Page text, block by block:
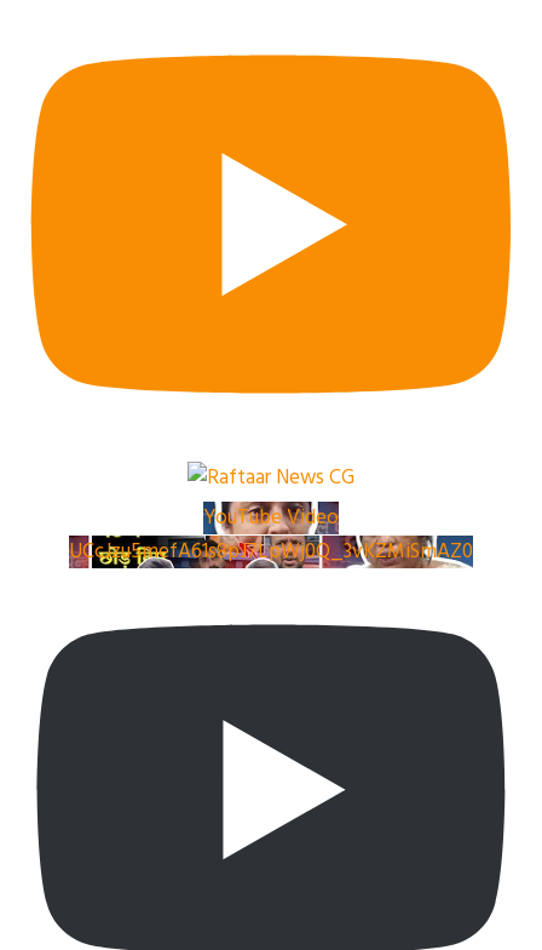
YouTube Video
UCcJzu5mefA61s8pJ7LpWj0Q_3vKZMiSmAZ0